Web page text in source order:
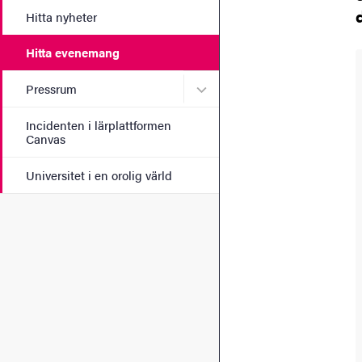
Hitta nyheter
Hitta evenemang
Pressrum Undermeny för Pressrum
Incidenten i lärplattformen
Canvas
Universitet i en orolig värld